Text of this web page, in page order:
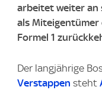
arbeitet weiter an
als Miteigentümer
Formel 1
Der langjährige
Verstappen steht